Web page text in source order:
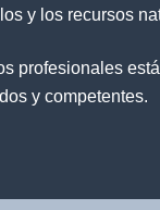
y los recursos
profesionales
y competentes.